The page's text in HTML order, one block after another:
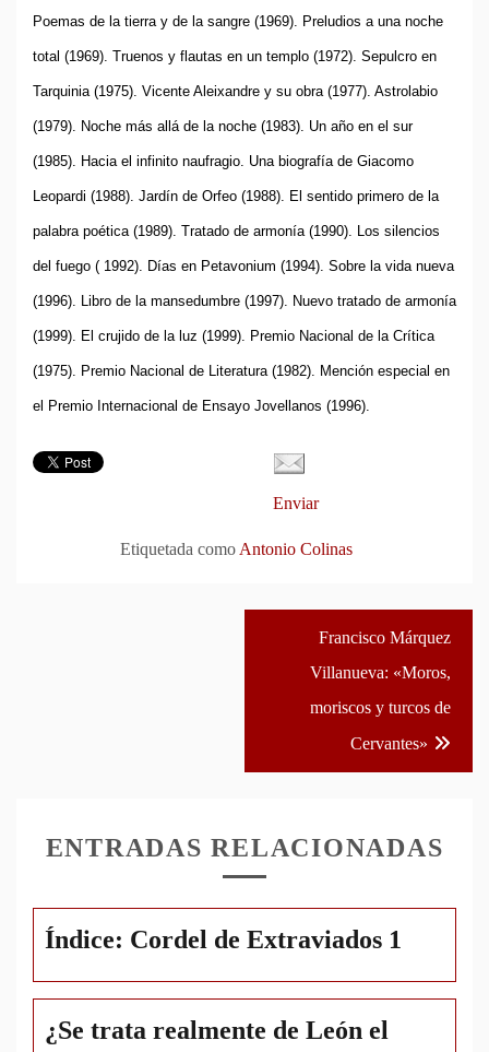
Poemas de la tierra y de la sangre (1969). Preludios a una noche
total (1969). Truenos y flautas en un templo (1972). Sepulcro en
Tarquinia (1975). Vicente Aleixandre y su obra (1977). Astrolabio
(1979). Noche más allá de la noche (1983). Un año en el sur
(1985). Hacia el infinito naufragio. Una biografía de Giacomo
Leopardi (1988). Jardín de Orfeo (1988). El sentido primero de la
palabra poética (1989). Tratado de armonía (1990). Los silencios
del fuego ( 1992). Días en Petavonium (1994). Sobre la vida nueva
(1996). Libro de la mansedumbre (1997). Nuevo tratado de armonía
(1999). El crujido de la luz (1999). Premio Nacional de la Crítica
(1975). Premio Nacional de Literatura (1982). Mención especial en
el Premio Internacional de Ensayo Jovellanos (1996).
Enviar
Etiquetada como Antonio Colinas
Francisco Márquez
Villanueva: «Moros,
moriscos y turcos de
Cervantes»
ENTRADAS RELACIONADAS
Índice: Cordel de Extraviados 1
¿Se trata realmente de León el